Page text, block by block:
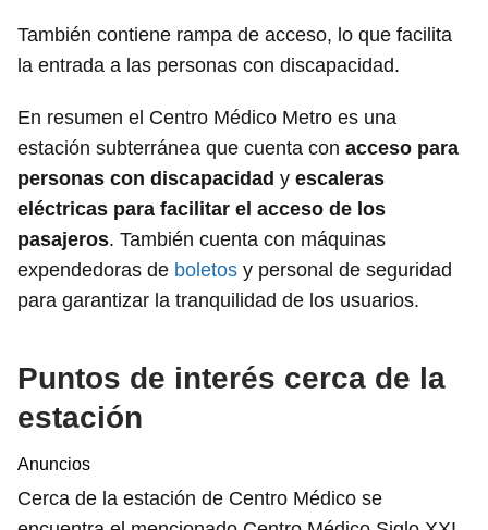
También contiene rampa de acceso, lo que facilita
la entrada a las personas con discapacidad.
En resumen el Centro Médico Metro es una
estación subterránea que cuenta con acceso para
personas con discapacidad y escaleras
eléctricas para facilitar el acceso de los
pasajeros. También cuenta con máquinas
expendedoras de boletos y personal de seguridad
para garantizar la tranquilidad de los usuarios.
Puntos de interés cerca de la
estación
Anuncios
Cerca de la estación de Centro Médico se